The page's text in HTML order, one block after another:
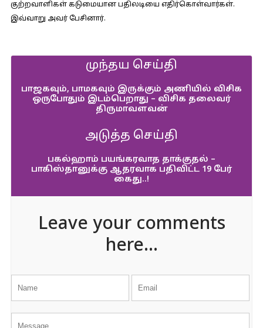
குற்றவாளிகள் கடுமையான பதிலடியை எதிர்கொள்வார்கள்.
இவ்வாறு அவர் பேசினார்.
முந்தய செய்தி
பாஜகவும், பாமகவும் இருக்கும் அணியில் விசிக
ஒருபோதும் இடம்பெறாது – விசிக தலைவர்
திருமாவளவன்
அடுத்த செய்தி
பகல்ஹாம் பயங்கரவாத தாக்குதல் –
பாகிஸ்தானுக்கு ஆதரவாக பதிவிட்ட 19 பேர்
கைது..!
Leave your comments
here...